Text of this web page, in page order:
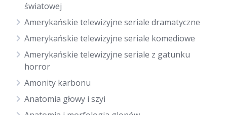
światowej
Amerykańskie telewizyjne seriale dramatyczne
Amerykańskie telewizyjne seriale komediowe
Amerykańskie telewizyjne seriale z gatunku
horror
Amonity karbonu
Anatomia głowy i szyi